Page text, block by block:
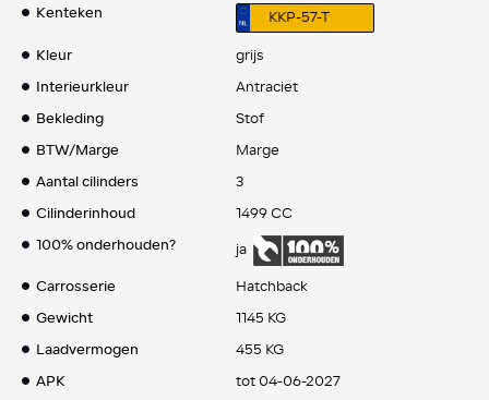
Kenteken
KKP-57-T
Kleur
grijs
Interieurkleur
Antraciet
Bekleding
Stof
BTW/Marge
Marge
Aantal cilinders
3
Cilinderinhoud
1499 CC
100% onderhouden?
ja
Carrosserie
Hatchback
Gewicht
1145 KG
Laadvermogen
455 KG
APK
tot 04-06-2027